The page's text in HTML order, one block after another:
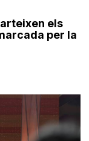
els
per la